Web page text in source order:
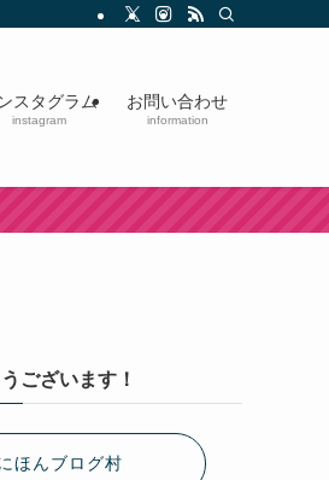
スタグラム
instagram
お問い合わせ
information
ございます！
ほんブログ村